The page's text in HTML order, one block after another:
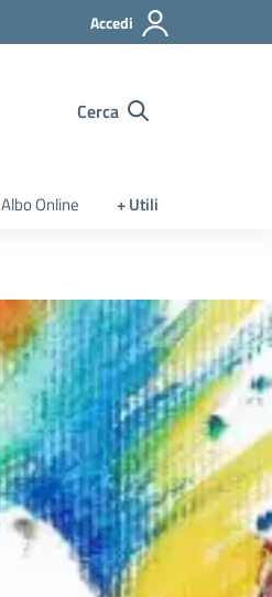
Accedi
Cerca
Albo Online + Utili